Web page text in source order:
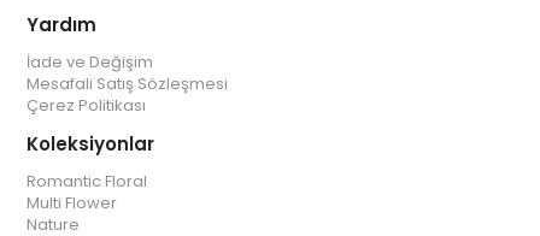
Yardım
İade ve Değişim
Mesafali Satış Sözleşmesi
Çerez Politikası
Koleksiyonlar
Romantic Floral
Multi Flower
Nature